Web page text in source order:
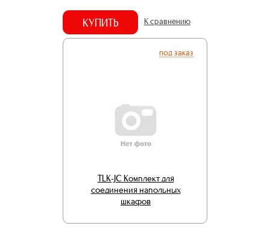
КУПИТЬ К сравнению
под заказ
TLK-JC Комплект для
cоединения напольных
шкафов